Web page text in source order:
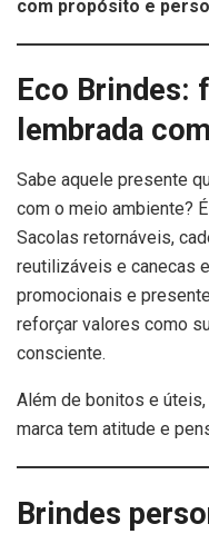
com propósito e
Eco Brindes:
lembrada
Sabe aquele presente
com o meio ambiente?
Sacolas retornáveis,
reutilizáveis e canecas
promocionais e
reforçar valores como
consciente.
Além de bonitos e
marca tem atitude e
Brindes